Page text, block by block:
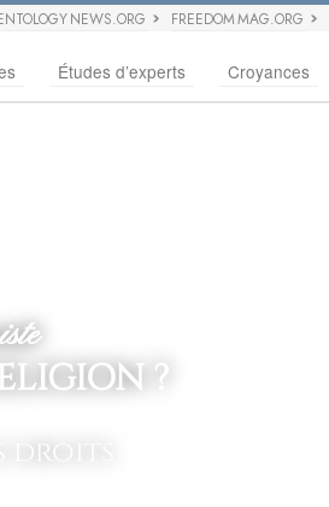
NEWS.ORG FREEDOM MAG.ORG
Études d’experts Croyances
?
droits